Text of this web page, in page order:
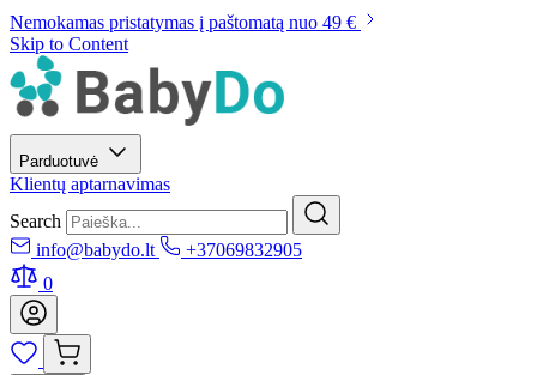
Nemokamas pristatymas į paštomatą nuo 49 €
Skip to Content
Parduotuvė
Klientų aptarnavimas
Search
info@babydo.lt
+37069832905
0